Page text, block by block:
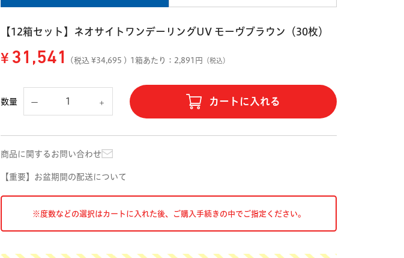
【12箱セット】ネオサイトワンデーリングUV モーヴブラウン（30枚）
¥ 31,541 (税込 ¥34,695 ) 1箱あたり：2,891円 （税込）
数量 カートに入れる
商品に関するお問い合わせ
【重要】お盆期間の配送について
※度数などの選択はカートに入れた後、ご購入手続きの中でご指定ください。